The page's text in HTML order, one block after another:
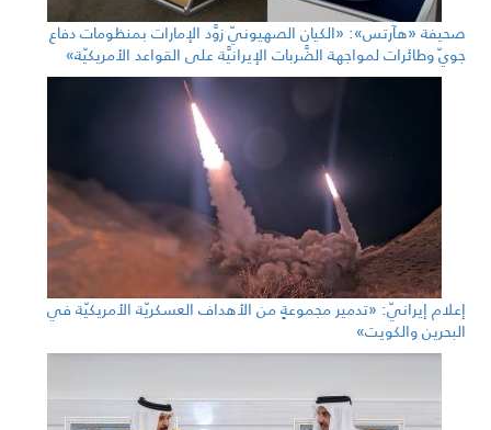
صحيفة «هآرتس»: «الكيان الصهيونيّ زوَّد الإمارات بمنظومات دفاع
جويّ وطائرات لمواجهة الضَّربات الإيرانيَّة على القواعد الأمريكيّة»
إعلام إيرانيّ: «تدمير مجموعةٍ من الأهداف العسكريّة الأمريكيّة في
البحرين والكويت»